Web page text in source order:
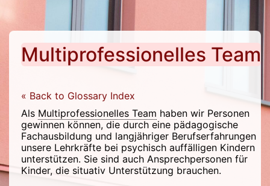
Multiprofessionelles Team
« Back to Glossary Index
Als Multiprofessionelles Team haben wir Personen
gewinnen können, die durch eine pädagogische
Fachausbildung und langjähriger Berufserfahrungen
unsere Lehrkräfte bei psychisch auffälligen Kindern
unterstützen. Sie sind auch Ansprechpersonen für
Kinder, die situativ Unterstützung brauchen.